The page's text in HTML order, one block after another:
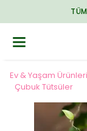
Ev & Yaşam Ürünleri
Çubuk Tütsüler